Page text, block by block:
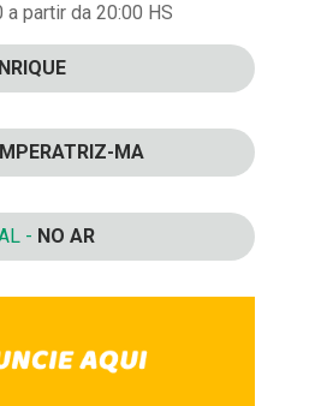
partir da 20:00 HS
MA
- NO AR